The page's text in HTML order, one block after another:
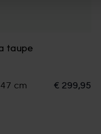
taupe
cm € 299,95